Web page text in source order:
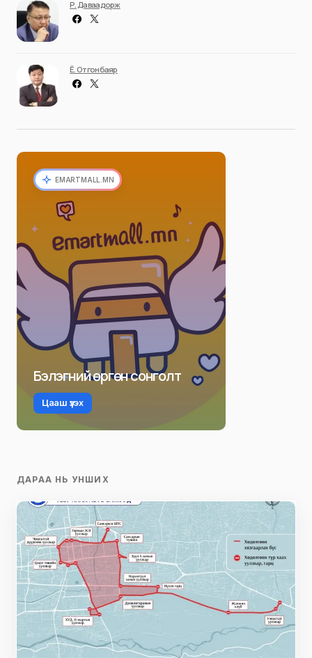
Р. Даваадорж
Ё. Отгонбаяр
EMARTMALL.MN
Бэлэгний өргөн сонголт
Цааш үзэх
ДАРАА НЬ УНШИХ